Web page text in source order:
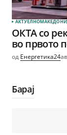
АКТУЕЛНО
ОКТА со
во првото
од Енергетика24
Барај